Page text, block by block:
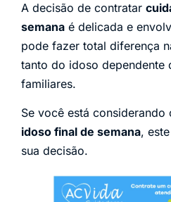
A decisão de contratar
semana é delicada e
pode fazer total diferença
tanto do idoso dependente
familiares.
Se você está considerando
idoso final de semana,
sua decisão.